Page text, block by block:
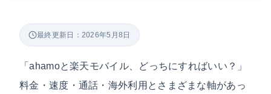
最終更新日：2026年5月8日
「ahamoと楽天モバイル、どっちにすればいい？」
料金・速度・通話・海外利用とさまざまな軸があっ